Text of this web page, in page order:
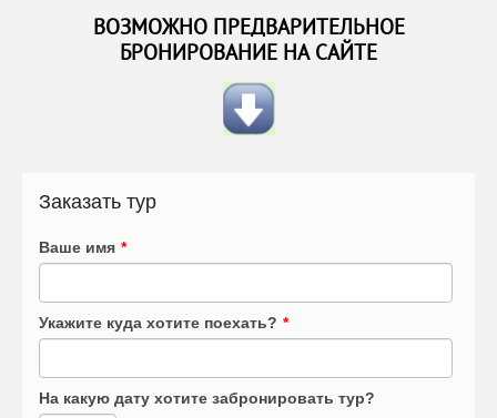
ВОЗМОЖНО ПРЕДВАРИТЕЛЬНОЕ
БРОНИРОВАНИЕ НА САЙТЕ
Заказать тур
Ваше имя *
Укажите куда хотите поехать? *
На какую дату хотите забронировать тур?